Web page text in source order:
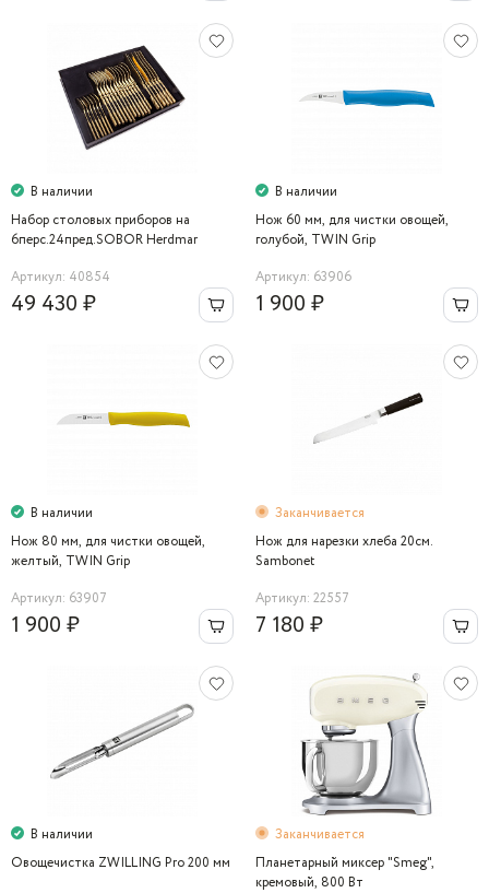
В наличии
Набор столовых приборов на
6перс.24пред.SOBOR Herdmar
Артикул: 40854
49 430 ₽
В наличии
Нож 60 мм, для чистки овощей,
голубой, TWIN Grip
Артикул: 63906
1 900 ₽
В наличии
Нож 80 мм, для чистки овощей,
желтый, TWIN Grip
Артикул: 63907
1 900 ₽
Заканчивается
Нож для нарезки хлеба 20см.
Sambonet
Артикул: 22557
7 180 ₽
В наличии
Овощечистка ZWILLING Pro 200 мм
Заканчивается
Планетарный миксер "Smeg",
кремовый, 800 Вт